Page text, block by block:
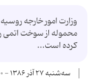
وزارت امور خارجه
محموله از سوخت اتمی
کرده است...
سه‌شنبه ۲۷ آذر ۱۳۸۶ - ۰۰:۰۰